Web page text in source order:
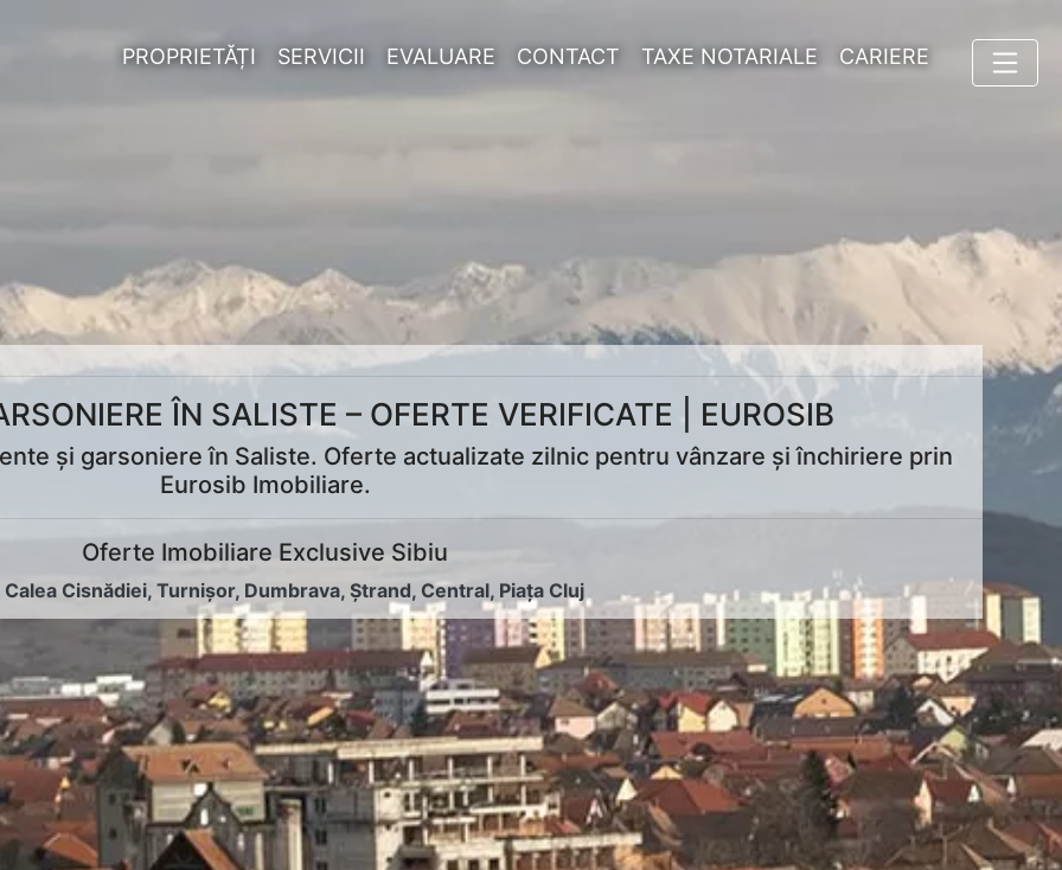
PROPRIETĂȚI SERVICII EVALUARE CONTACT TAXE NOTARIALE CARIERE
ÎN SALISTE – OFERTE VERIFICATE | EUROSIB
și garsoniere în Saliste. Oferte actualizate zilnic pentru vânzare și închiriere prin
Eurosib Imobiliare.
Oferte Imobiliare Exclusive Sibiu
Calea Cisnădiei,Turnișor, Dumbrava,Ștrand, Central, Piața Cluj